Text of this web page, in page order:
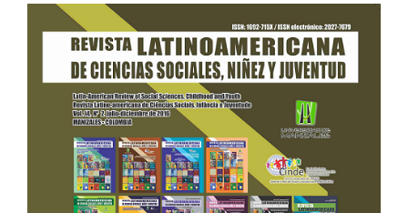
Barra
lateral
del
artículo